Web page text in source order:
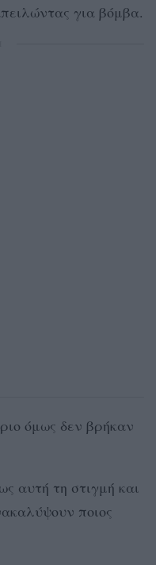
για βόμβα.
όμως δεν βρήκαν
αυτή τη στιγμή και
ποιος